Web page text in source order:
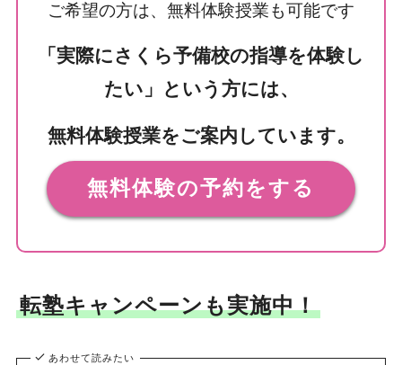
ご希望の方は、無料体験授業も可能です
「実際にさくら予備校の指導を体験し
たい」という方には、
無料体験授業をご案内しています。
無料体験の予約をする
転塾キャンペーンも実施中！
あわせて読みたい